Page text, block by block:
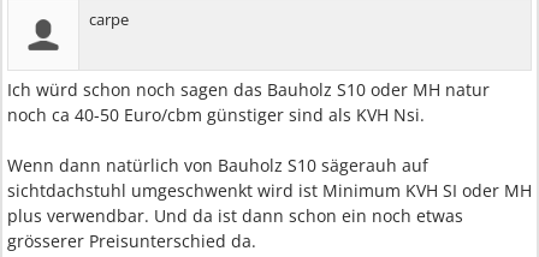
carpe
Ich würd schon noch sagen das Bauholz S10 oder MH natur
noch ca 40-50 Euro/cbm günstiger sind als KVH Nsi.
Wenn dann natürlich von Bauholz S10 sägerauh auf
sichtdachstuhl umgeschwenkt wird ist Minimum KVH SI oder MH
plus verwendbar. Und da ist dann schon ein noch etwas
grösserer Preisunterschied da.